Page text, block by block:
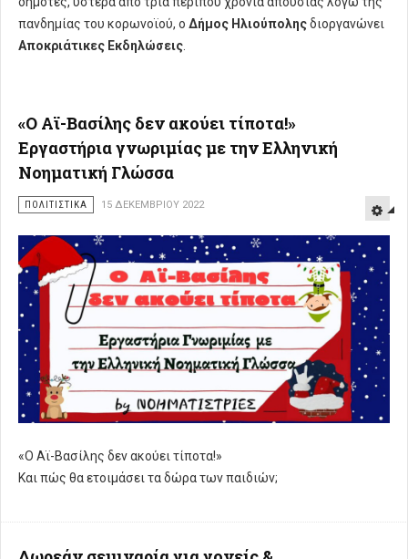
πανδημίας του κορωνοϊού, ο Δήμος Ηλιούποληςδιοργανώνει
Αποκριάτικες Εκδηλώσεις
«Ο Αϊ-Βασίλης δεν ακούει τίποτα!»
Εργαστήρια γνωριμίας με την Ελληνική
Νοηματική Γλώσσα
ΠΟΛΙΤΙΣΤΙΚΑ 15 ΔΕΚΕΜΒΡΊΟΥ 2022
«Ο Αϊ-Βασίλης δεν ακούει τίποτα!»
Και πώς θα ετοιμάσει τα δώρα των παιδιών;